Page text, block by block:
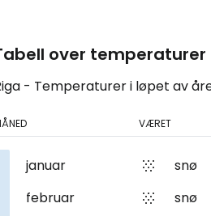
over
- Temperaturer i løpet av
VÆRET
januar snø
februar
snø